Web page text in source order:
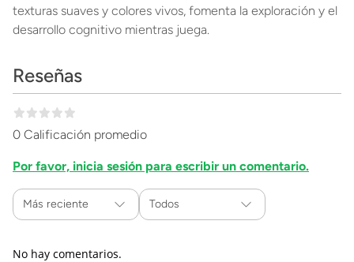
texturas suaves y colores vivos, fomenta la exploración y el
desarrollo cognitivo mientras juega.
Reseñas
0 Calificación promedio
Por favor, inicia sesión para escribir un comentario.
Más reciente Todos
No hay comentarios.